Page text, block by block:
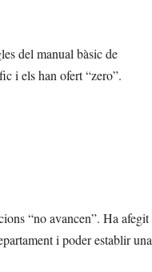
del manual bàsic de
i els han ofert “zero”.
“no avancen”. Ha afegit
i poder establir una